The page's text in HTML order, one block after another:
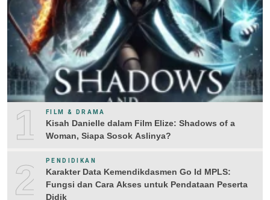
1 FILM & DRAMA
Kisah Danielle dalam Film Elize: Shadows of a
Woman, Siapa Sosok Aslinya?
2 PENDIDIKAN
Karakter Data Kemendikdasmen Go Id MPLS:
Fungsi dan Cara Akses untuk Pendataan Peserta
Didik